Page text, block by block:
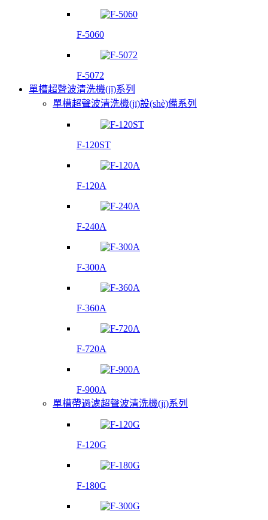
F-5060
F-5072
單槽超聲波清洗機(jī)系列
單槽超聲波清洗機(jī)設(shè)備系列
F-120ST
F-120A
F-240A
F-300A
F-360A
F-720A
F-900A
單槽帶過濾超聲波清洗機(jī)系列
F-120G
F-180G